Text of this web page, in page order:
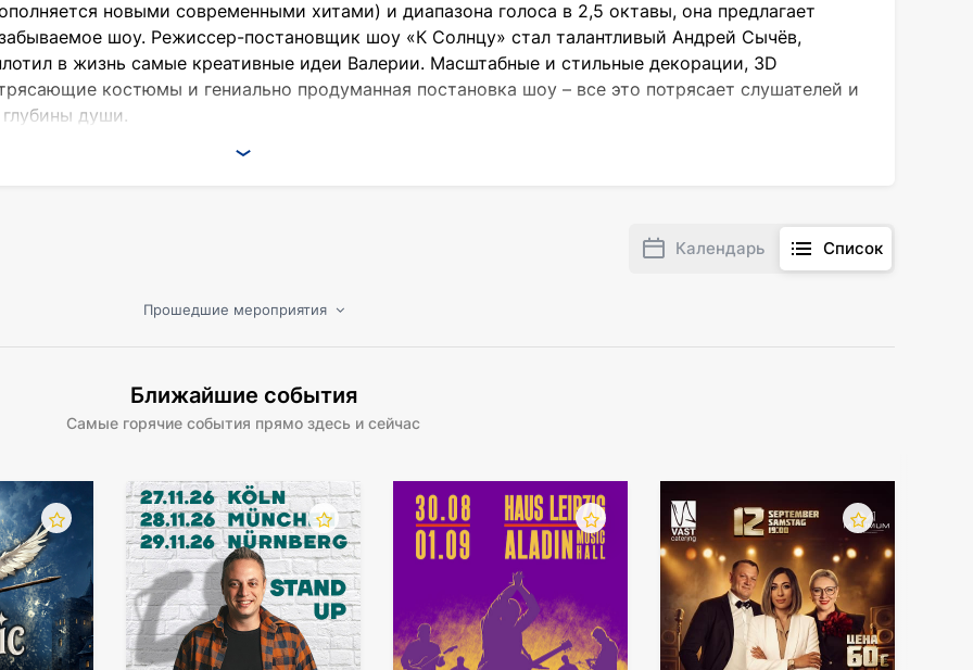
новыми современными хитами) и диапазона голоса в 2,5 октавы, она предлагает
шоу. Режиссер-постановщик шоу «К Солнцу» стал талантливый Андрей Сычёв,
в жизнь самые креативные идеи Валерии. Масштабные и стильные декорации, 3D
костюмы и гениально продуманная постановка шоу – все это потрясает слушателей и
души.
подтверждение, что среди современных поп-див Валерии нет равных! Ее сильное вокальное
Валерии помимо новых модных песен прозвучат любимые хиты прошлых лет. Певица также
подарков своим поклонникам!
Календарь Список
Прошедшие мероприятия
Ближайшие события
Самые горячие события прямо здесь и сейчас